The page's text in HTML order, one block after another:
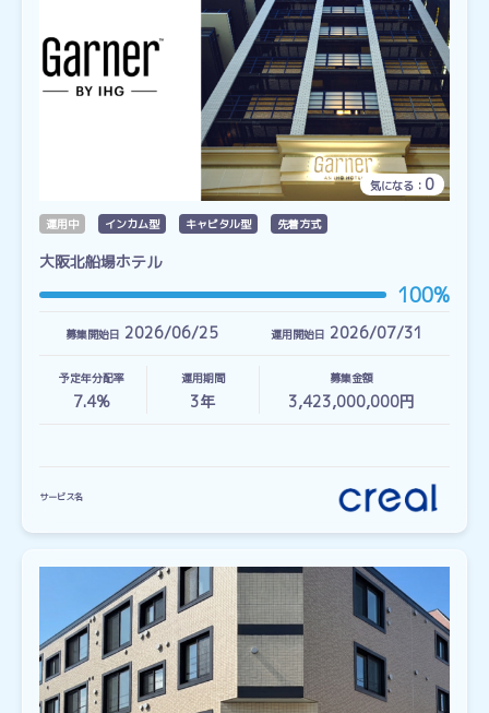
気になる： 0
運用中 インカム型 キャピタル型 先着方式
大阪北船場ホテル
100%
募集開始日 2026/06/25 運用開始日 2026/07/31
予定年分配率
7.4%
運用期間
3年
募集金額
3,423,000,000円
サービス名